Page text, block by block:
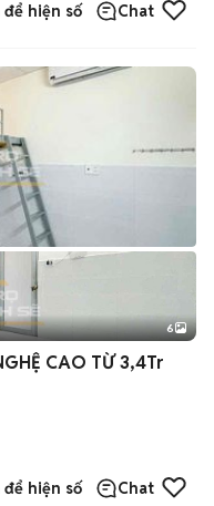
để hiện số Chat
+2
6
CAO TỪ 3,4Tr
để hiện số Chat